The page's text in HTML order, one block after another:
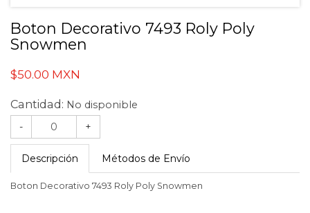
Boton Decorativo 7493 Roly Poly
Snowmen
$50.00 MXN
Cantidad: No disponible
-
+
Descripción Métodos de Envío
Boton Decorativo 7493 Roly Poly Snowmen